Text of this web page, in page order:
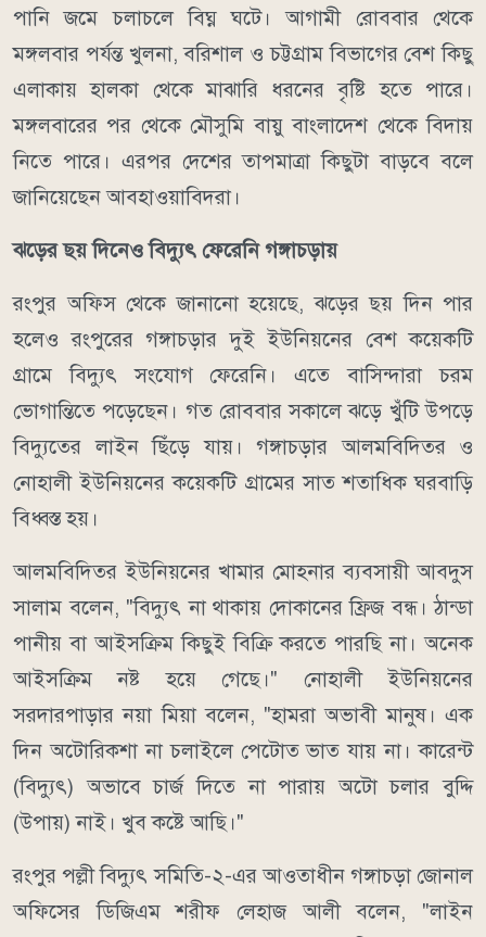
পানি জমে চলাচলে বিঘ্ন ঘটে। আগামী রোববার থেকে
মঙ্গলবার পর্যন্ত খুলনা, বরিশাল ও চট্টগ্রাম বিভাগের বেশ কিছু
এলাকায় হালকা থেকে মাঝারি ধরনের বৃষ্টি হতে পারে।
মঙ্গলবারের পর থেকে মৌসুমি বায়ু বাংলাদেশ থেকে বিদায়
নিতে পারে। এরপর দেশের তাপমাত্রা কিছুটা বাড়বে বলে
জানিয়েছেন আবহাওয়াবিদরা।
ঝড়ের ছয় দিনেও বিদ্যুৎ ফেরেনি গঙ্গাচড়ায়
রংপুর অফিস থেকে জানানো হয়েছে, ঝড়ের ছয় দিন পার
হলেও রংপুরের গঙ্গাচড়ার দুই ইউনিয়নের বেশ কয়েকটি
গ্রামে বিদ্যুৎ সংযোগ ফেরেনি। এতে বাসিন্দারা চরম
ভোগান্তিতে পড়েছেন। গত রোববার সকালে ঝড়ে খুঁটি উপড়ে
বিদ্যুতের লাইন ছিঁড়ে যায়। গঙ্গাচড়ার আলমবিদিতর ও
নোহালী ইউনিয়নের কয়েকটি গ্রামের সাত শতাধিক ঘরবাড়ি
বিধ্বস্ত হয়।
আলমবিদিতর ইউনিয়নের খামার মোহনার ব্যবসায়ী আবদুস
সালাম বলেন, "বিদ্যুৎ না থাকায় দোকানের ফ্রিজ বন্ধ। ঠান্ডা
পানীয় বা আইসক্রিম কিছুই বিক্রি করতে পারছি না। অনেক
আইসক্রিম নষ্ট হয়ে গেছে।" নোহালী ইউনিয়নের
সরদারপাড়ার নয়া মিয়া বলেন, "হামরা অভাবী মানুষ। এক
দিন অটোরিকশা না চলাইলে পেটোত ভাত যায় না। কারেন্ট
(বিদ্যুৎ) অভাবে চার্জ দিতে না পারায় অটো চলার বুদ্দি
(উপায়) নাই। খুব কষ্টে আছি।"
রংপুর পল্লী বিদ্যুৎ সমিতি-২-এর আওতাধীন গঙ্গাচড়া জোনাল
অফিসের ডিজিএম শরীফ লেহাজ আলী বলেন, "লাইন